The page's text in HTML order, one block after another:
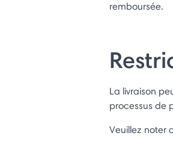
remboursée.
La livraison
processus de
Veuillez noter